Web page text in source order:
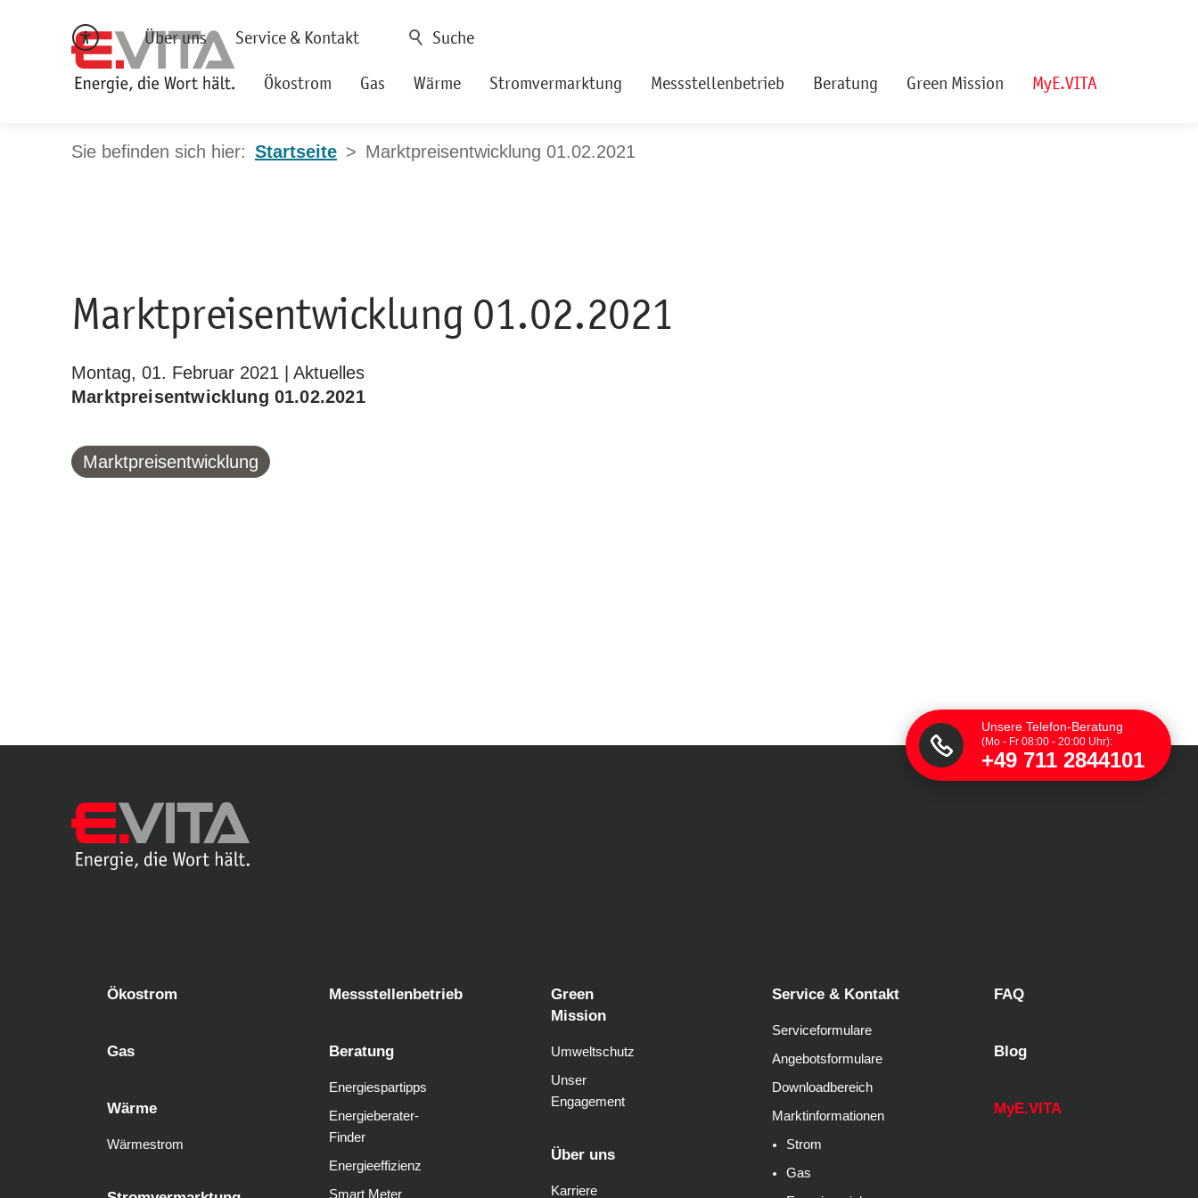
Über uns Service & Kontakt
Ökostrom Gas Wärme Stromvermarktung Messstellenbetrieb Beratung Green Mission MyE.VITA
Startseite Marktpreisentwicklung 01.02.2021
Marktpreisentwicklung 01.02.2021
Montag, 01. Februar 2021 | Aktuelles
Marktpreisentwicklung 01.02.2021
Marktpreisentwicklung
Ökostrom
Gas
Wärme
Wärmestrom
Messstellenbetrieb
Beratung
Energiespartipps
Energieberater-
Finder
Energieeffizienz
Smart Meter
Green
Mission
Umweltschutz
Unser
Engagement
Über uns
Karriere
Service & Kontakt
Serviceformulare
Angebotsformulare
Downloadbereich
Marktinformationen
Strom
Gas
FAQ
Blog
MyE.VITA
Unsere Telefon-Beratung
(Mo - Fr 08:00 - 20:00 Uhr):
+49 711 2844101